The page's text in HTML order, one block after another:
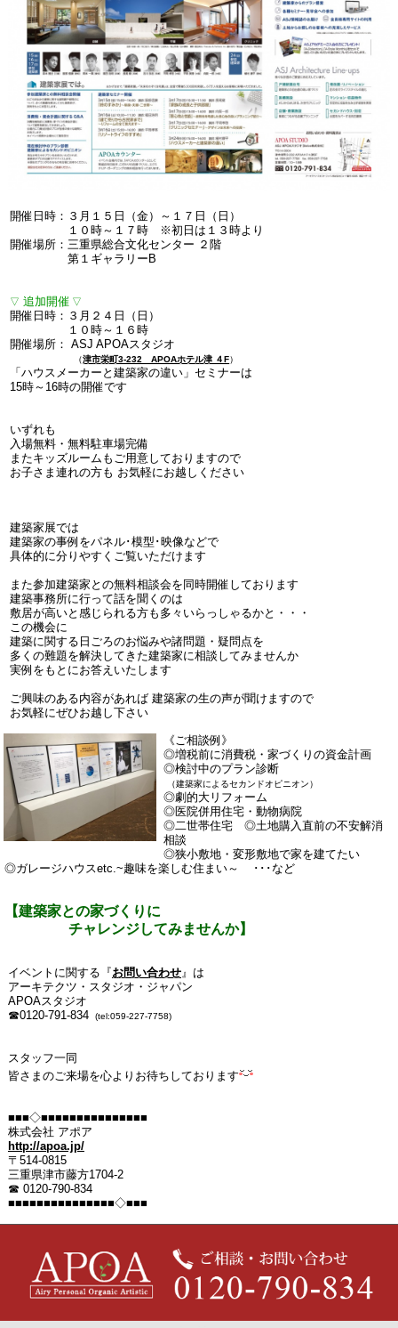
開催日時：３月１５日（金）～１７日（日）
１０時～１７時 ※初日は１３時より
開催場所：三重県総合文化センター ２階
第１ギャラリーB
▽ 追加開催 ▽
開催日時：３月２４日（日）
１０時～１６時
開催場所：ASJ APOAスタジオ
（津市栄町3-232 APOAホテル津 ４F）
「ハウスメーカーと建築家の違い」セミナーは
15時～16時の開催です
いずれも
入場無料・無料駐車場完備
またキッズルームもご用意しておりますので
お子さま連れの方も お気軽にお越しください
建築家展では
建築家の事例をパネル･模型･映像などで
具体的に分りやすくご覧いただけます
また参加建築家との無料相談会を同時開催しております
建築事務所に行って話を聞くのは
敷居が高いと感じられる方も多々いらっしゃるかと・・・
この機会に
建築に関する日ごろのお悩みや諸問題・疑問点を
多くの難題を解決してきた建築家に相談してみませんか
実例をもとにお答えいたします
ご興味のある内容があれば 建築家の生の声が聞けますので
お気軽にぜひお越し下さい
《ご相談例》
◎増税前に消費税・家づくりの資金計画
◎検討中のプラン診断
（建築家によるセカンドオピニオン）
◎劇的大リフォーム
◎医院併用住宅・動物病院
◎二世帯住宅 ◎土地購入直前の不安解消
相談
◎狭小敷地・変形敷地で家を建てたい
◎ガレージハウスetc.~趣味を楽しむ住まい～ ･･･など
【建築家との家づくりに
チャレンジしてみませんか】
イベントに関する『お問い合わせ』は
アーキテクツ・スタジオ・ジャパン
APOAスタジオ
☎0120-791-834
(tel:059-227-7758)
スタッフ一同
皆さまのご来場を心よりお待ちしております
■■■◇■■■■■■■■■■■■■■■
株式会社 アポア
http://apoa.jp/
〒514-0815
三重県津市藤方1704-2
☎ 0120-790-834
■■■■■■■■■■■■■■■◇■■■